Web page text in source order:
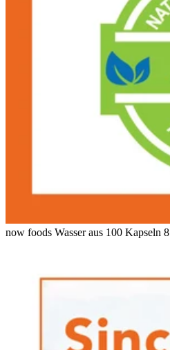
now foods Wasser aus 100 Kapseln 8